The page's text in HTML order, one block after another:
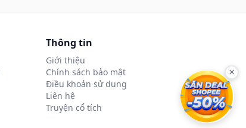
Thông tin
Giới thiệu
Chính sách bảo mật
Điều khoản sử dụng
Liên hệ
Truyện cổ tích
×